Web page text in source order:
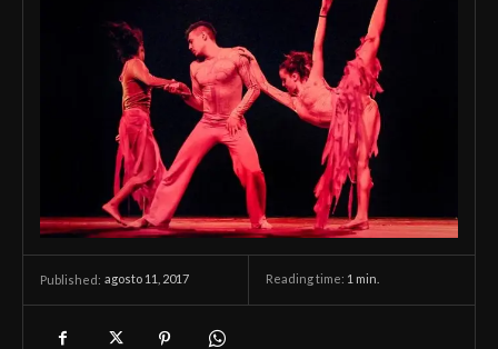
Published: agosto 11, 2017 Reading time: 1 min.